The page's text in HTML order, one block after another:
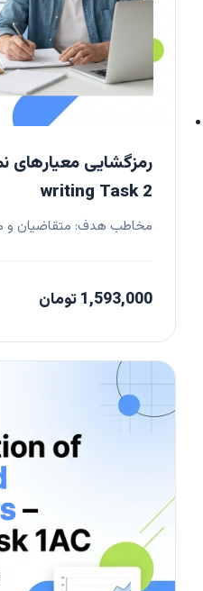
writing Task 2
مخاطب هدف: متقاضیان و
1,593,000 تومان